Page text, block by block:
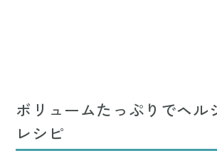
ボリュームたっぷりでヘル
レシピ